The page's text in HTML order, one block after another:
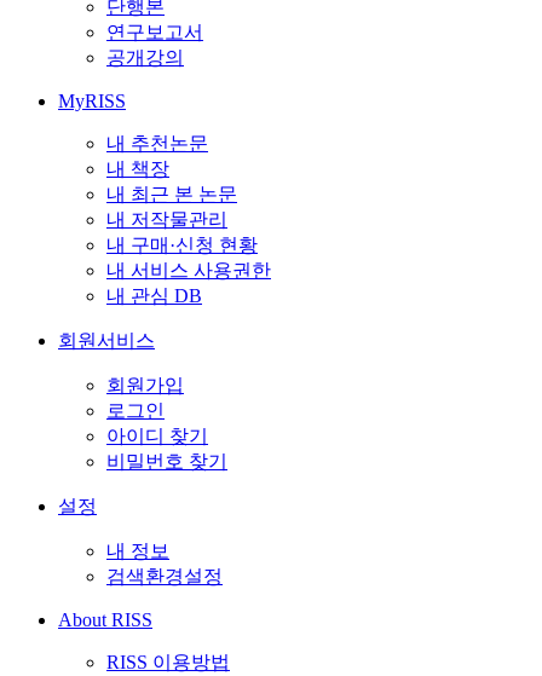
단행본
연구보고서
공개강의
MyRISS
내 추천논문
내 책장
내 최근 본 논문
내 저작물관리
내 구매·신청 현황
내 서비스 사용권한
내 관심 DB
회원서비스
회원가입
로그인
아이디 찾기
비밀번호 찾기
설정
내 정보
검색환경설정
About RISS
RISS 이용방법